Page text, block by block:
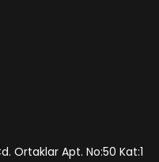
Ortaklar Apt. No:50 Kat:1